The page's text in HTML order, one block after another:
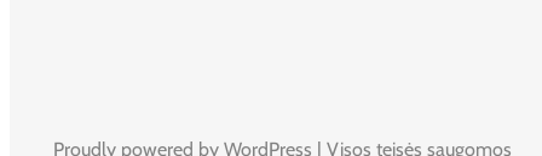
Proudly powered by WordPress | Visos teisės saugomos